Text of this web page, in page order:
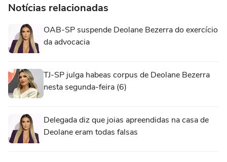
Notícias relacionadas
OAB-SP suspende Deolane Bezerra do exercício
da advocacia
TJ-SP julga habeas corpus de Deolane Bezerra
nesta segunda-feira (6)
Delegada diz que joias apreendidas na casa de
Deolane eram todas falsas